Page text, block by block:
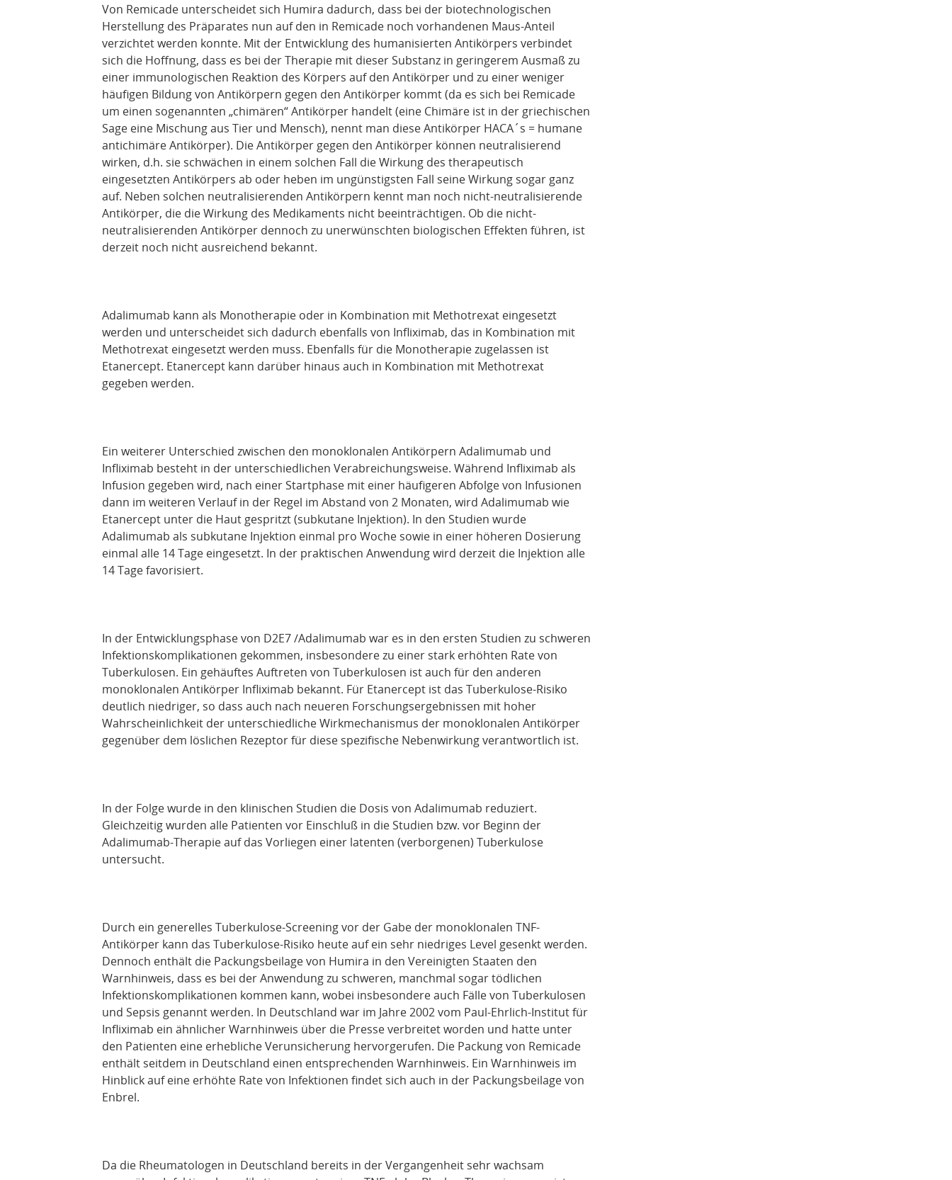
Von Remicade unterscheidet sich Humira dadurch, dass bei der biotechnologischen
Herstellung des Präparates nun auf den in Remicade noch vorhandenen Maus-Anteil
verzichtet werden konnte. Mit der Entwicklung des humanisierten Antikörpers verbindet
sich die Hoffnung, dass es bei der Therapie mit dieser Substanz in geringerem Ausmaß zu
einer immunologischen Reaktion des Körpers auf den Antikörper und zu einer weniger
häufigen Bildung von Antikörpern gegen den Antikörper kommt (da es sich bei Remicade
um einen sogenannten „chimären“ Antikörper handelt (eine Chimäre ist in der griechischen
Sage eine Mischung aus Tier und Mensch), nennt man diese Antikörper HACA´s = humane
antichimäre Antikörper). Die Antikörper gegen den Antikörper können neutralisierend
wirken, d.h. sie schwächen in einem solchen Fall die Wirkung des therapeutisch
eingesetzten Antikörpers ab oder heben im ungünstigsten Fall seine Wirkung sogar ganz
auf. Neben solchen neutralisierenden Antikörpern kennt man noch nicht-neutralisierende
Antikörper, die die Wirkung des Medikaments nicht beeinträchtigen. Ob die nicht-
neutralisierenden Antikörper dennoch zu unerwünschten biologischen Effekten führen, ist
derzeit noch nicht ausreichend bekannt.
Adalimumab kann als Monotherapie oder in Kombination mit Methotrexat eingesetzt
werden und unterscheidet sich dadurch ebenfalls von Infliximab, das in Kombination mit
Methotrexat eingesetzt werden muss. Ebenfalls für die Monotherapie zugelassen ist
Etanercept. Etanercept kann darüber hinaus auch in Kombination mit Methotrexat
gegeben werden.
Ein weiterer Unterschied zwischen den monoklonalen Antikörpern Adalimumab und
Infliximab besteht in der unterschiedlichen Verabreichungsweise. Während Infliximab als
Infusion gegeben wird, nach einer Startphase mit einer häufigeren Abfolge von Infusionen
dann im weiteren Verlauf in der Regel im Abstand von 2 Monaten, wird Adalimumab wie
Etanercept unter die Haut gespritzt (subkutane Injektion). In den Studien wurde
Adalimumab als subkutane Injektion einmal pro Woche sowie in einer höheren Dosierung
einmal alle 14 Tage eingesetzt. In der praktischen Anwendung wird derzeit die Injektion alle
14 Tage favorisiert.
In der Entwicklungsphase von D2E7 /Adalimumab war es in den ersten Studien zu schweren
Infektionskomplikationen gekommen, insbesondere zu einer stark erhöhten Rate von
Tuberkulosen. Ein gehäuftes Auftreten von Tuberkulosen ist auch für den anderen
monoklonalen Antikörper Infliximab bekannt. Für Etanercept ist das Tuberkulose-Risiko
deutlich niedriger, so dass auch nach neueren Forschungsergebnissen mit hoher
Wahrscheinlichkeit der unterschiedliche Wirkmechanismus der monoklonalen Antikörper
gegenüber dem löslichen Rezeptor für diese spezifische Nebenwirkung verantwortlich ist.
In der Folge wurde in den klinischen Studien die Dosis von Adalimumab reduziert.
Gleichzeitig wurden alle Patienten vor Einschluß in die Studien bzw. vor Beginn der
Adalimumab-Therapie auf das Vorliegen einer latenten (verborgenen) Tuberkulose
untersucht.
Durch ein generelles Tuberkulose-Screening vor der Gabe der monoklonalen TNF-
Antikörper kann das Tuberkulose-Risiko heute auf ein sehr niedriges Level gesenkt werden.
Dennoch enthält die Packungsbeilage von Humira in den Vereinigten Staaten den
Warnhinweis, dass es bei der Anwendung zu schweren, manchmal sogar tödlichen
Infektionskomplikationen kommen kann, wobei insbesondere auch Fälle von Tuberkulosen
und Sepsis genannt werden. In Deutschland war im Jahre 2002 vom Paul-Ehrlich-Institut für
Infliximab ein ähnlicher Warnhinweis über die Presse verbreitet worden und hatte unter
den Patienten eine erhebliche Verunsicherung hervorgerufen. Die Packung von Remicade
enthält seitdem in Deutschland einen entsprechenden Warnhinweis. Ein Warnhinweis im
Hinblick auf eine erhöhte Rate von Infektionen findet sich auch in der Packungsbeilage von
Enbrel.
Da die Rheumatologen in Deutschland bereits in der Vergangenheit sehr wachsam